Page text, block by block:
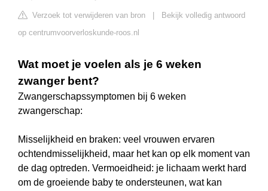
Verzoek tot verwijderen van bron
Bekijk volledig antwoord
op centrumvoorverloskunde-roos.nl
Wat moet je voelen als je 6 weken
zwanger bent?
Zwangerschapssymptomen bij 6 weken
zwangerschap:
Misselijkheid en braken: veel vrouwen ervaren
ochtendmisselijkheid, maar het kan op elk moment van
de dag optreden. Vermoeidheid: je lichaam werkt hard
om de groeiende baby te ondersteunen, wat kan